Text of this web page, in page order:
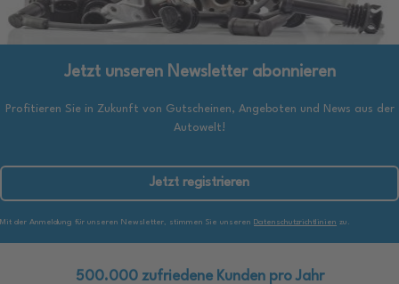
Jetzt unseren Newsletter abonnieren
Profitieren Sie in Zukunft von Gutscheinen, Angeboten und News aus der
Autowelt!
Jetzt registrieren
Mit der Anmeldung für unseren Newsletter, stimmen Sie unseren Datenschutzrichtlinien zu.
500.000 zufriedene Kunden pro Jahr